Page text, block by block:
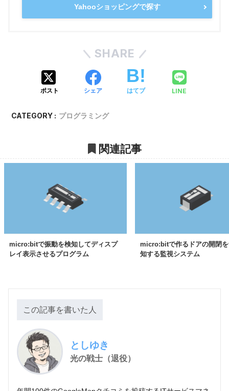
Yahooショッピングで探す
SHARE
ポスト シェア はてブ LINE
CATEGORY : プログラミング
関連記事
micro:bitで振動を検知してディスプ
レイ表示させるプログラム
micro:bitで作るドアの開閉
知する監視システム
この記事を書いた人
としゆき
光の戦士（退役）